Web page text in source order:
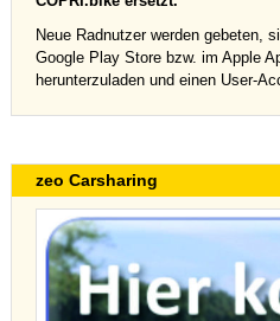
Neue Radnutzer werden gebeten,
Google Play Store bzw. im Apple
herunterzuladen und einen User-
zeo Carsharing